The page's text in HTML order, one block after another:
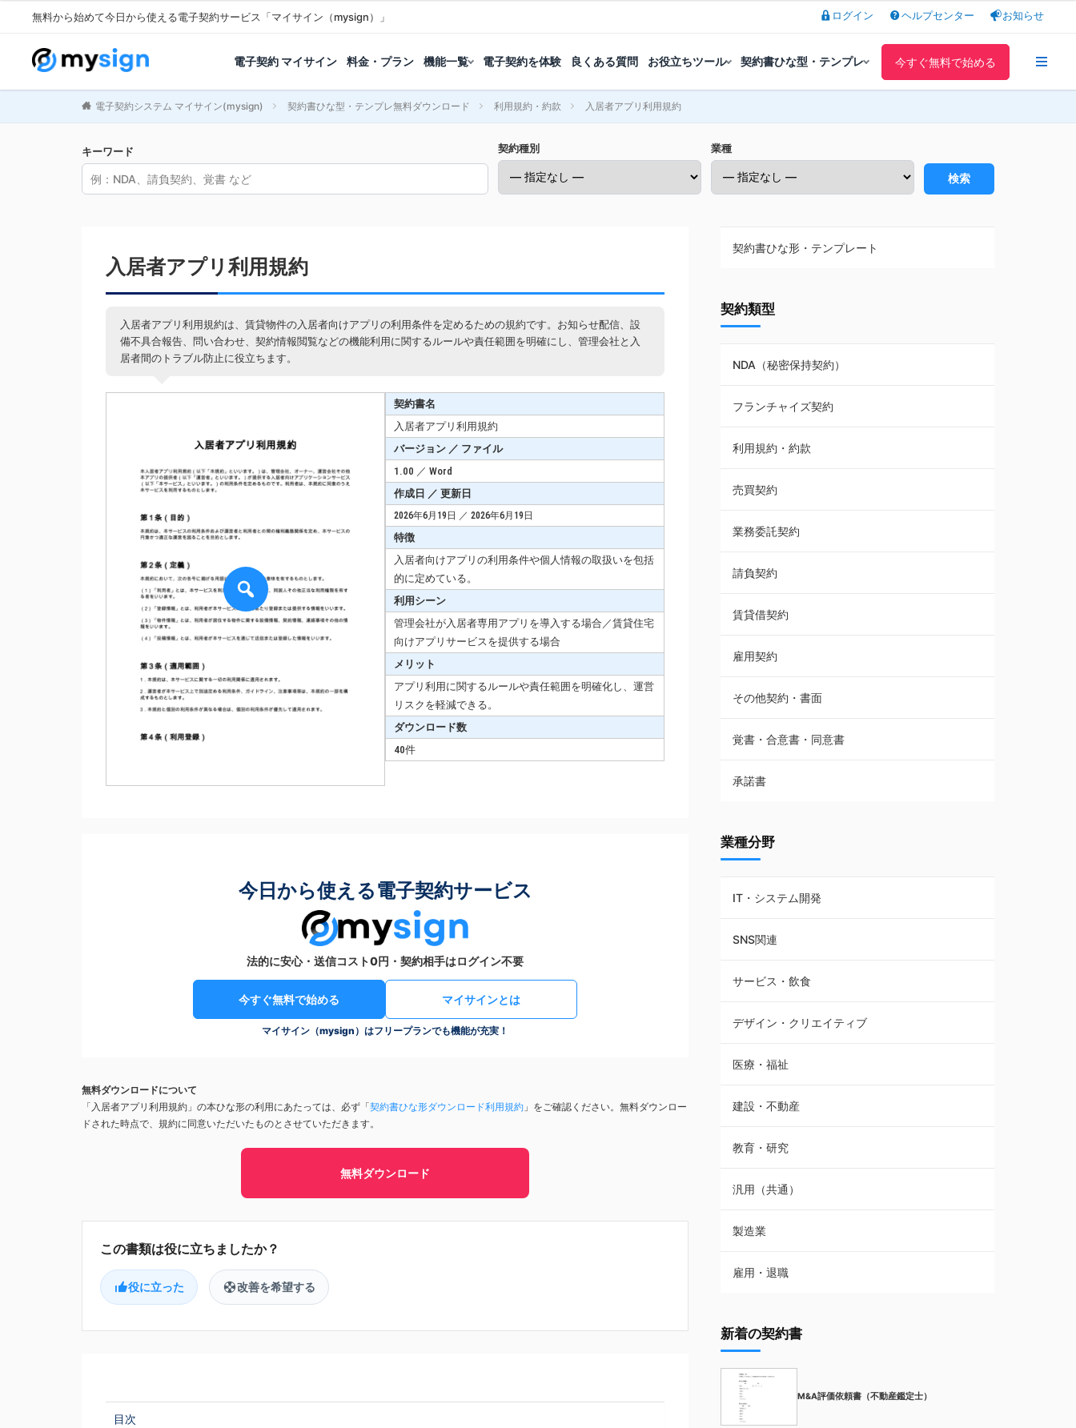
無料から始めて今日から使える電子契約サービス「マイサイン（mysign）」 ログイン ヘルプセンター お知らせ
電子契約 マイサイン 料金・プラン 機能一覧 電子契約を体験 良くある質問 お役立ちツール 契約書ひな型・テンプレ 今すぐ無料で始める
電子契約システム マイサイン(mysign) 契約書ひな型・テンプレ無料ダウンロード 利用規約・約款 入居者アプリ利用規約
キーワード 契約種別 業種
検索
入居者アプリ利用規約
入居者アプリ利用規約は、賃貸物件の入居者向けアプリの利用条件を定めるための規約です。お知らせ配信、設
備不具合報告、問い合わせ、契約情報閲覧などの機能利用に関するルールや責任範囲を明確にし、管理会社と入
居者間のトラブル防止に役立ちます。
契約書名
入居者アプリ利用規約
バージョン ／ ファイル
1.00 ／ Word
作成日 ／ 更新日
2026年6月19日 ／ 2026年6月19日
特徴
入居者向けアプリの利用条件や個人情報の取扱いを包括
的に定めている。
利用シーン
管理会社が入居者専用アプリを導入する場合／賃貸住宅
向けアプリサービスを提供する場合
メリット
アプリ利用に関するルールや責任範囲を明確化し、運営
リスクを軽減できる。
ダウンロード数
40件
今日から使える電子契約サービス
法的に安心・送信コスト0円・契約相手はログイン不要
今すぐ無料で始める マイサインとは
マイサイン（mysign）はフリープランでも機能が充実！
無料ダウンロードについて
「入居者アプリ利用規約」の本ひな形の利用にあたっては、必ず「契約書ひな形ダウンロード利用規約 」をご確認ください。無料ダウンロー
ドされた時点で、規約に同意いただいたものとさせていただきます。
無料ダウンロード
役に立った 改善を希望する
目次
契約書ひな形・テンプレート
NDA（秘密保持契約）
業務委託契約
利用規約・約款
覚書・合意書・同意書
承諾書
雇用契約
その他契約・書面
売買契約
株主総会議事録・関連書類
請負契約
フランチャイズ契約
賃貸借契約
契約類型
NDA（秘密保持契約）
フランチャイズ契約
利用規約・約款
売買契約
業務委託契約
請負契約
賃貸借契約
雇用契約
その他契約・書面
覚書・合意書・同意書
承諾書
業種分野
IT・システム開発
SNS関連
サービス・飲食
デザイン・クリエイティブ
医療・福祉
建設・不動産
教育・研究
汎用（共通）
製造業
雇用・退職
新着の契約書
M&A評価依頼書（不動産鑑定士）